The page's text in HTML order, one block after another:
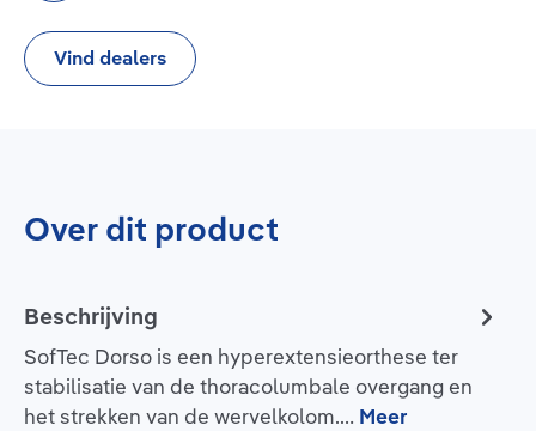
Vind dealers
Over dit product
Beschrijving
SofTec Dorso is een hyperextensieorthese ter
stabilisatie van de thoracolumbale overgang en
het strekken van de wervelkolom.… Meer